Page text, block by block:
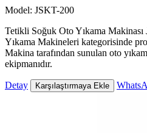
Model: JSKT-200
Tetikli Soğuk Oto Yıkama
Yıkama Makineleri kategorisinde
Makina tarafından sunulan oto
ekipmanıdır.
Detay Karşılaştırmaya Ekle